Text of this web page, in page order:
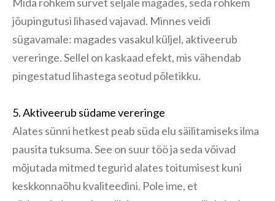
jõupingutusi lihased vajavad. Minnes veidi
sügavamale: magades vasakul küljel, aktiveerub
vereringe. Sellel on kaskaad efekt, mis vähendab
pingestatud lihastega seotud põletikku.
5. Aktiveerub südame vereringe
Alates sünni hetkest peab süda elu säilitamiseks ilma
pausita tuksuma. See on suur töö ja seda võivad
mõjutada mitmed tegurid alates toitumisest kuni
keskkonnaõhu kvaliteedini. Pole ime, et